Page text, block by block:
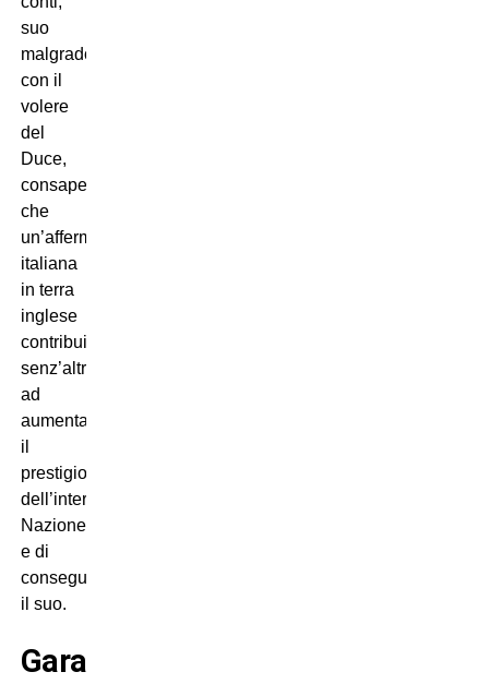
suo
malgrado,
con il
volere
del
Duce,
consapevole
che
un’affermazione
italiana
in terra
inglese
contribuirebbe
senz’altro
ad
aumentare
il
prestigio
dell’intera
Nazione
e di
conseguenza
il suo.
Gara